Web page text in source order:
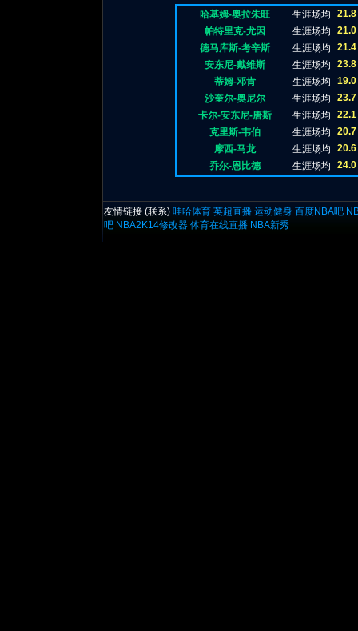
哈基姆-奥拉朱旺 生涯场均
21.8
帕特里克-尤因
生涯场均
21.0
德马库斯-考辛斯
生涯场均
21.4
安东尼-戴维斯
生涯场均
23.8
蒂姆-邓肯
生涯场均
19.0
沙奎尔-奥尼尔
生涯场均
23.7
卡尔-安东尼-唐斯
生涯场均
22.1
克里斯-韦伯
生涯场均
20.7
摩西-马龙
生涯场均
20.6
乔尔-恩比德
生涯场均 24.0
友情链接 (联系) 哇哈体育 英超直播 运动健身 百度NBA吧
吧 NBA2K14修改器 体育在线直播 NBA新秀